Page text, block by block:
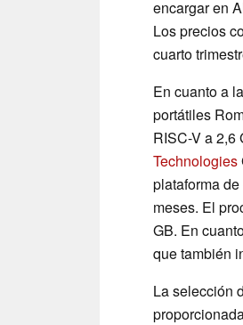
encargar en
Los precios
cuarto
En cuanto a
portátiles
RISC-V a 2,6
Technologies
plataforma
meses. El
GB. En
que también
La selección